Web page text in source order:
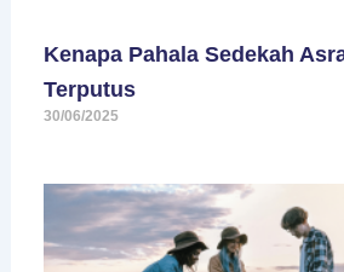
Kenapa Pahala Sedekah
Terputus
30/06/2025